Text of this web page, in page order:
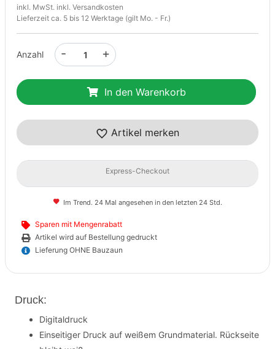
inkl. MwSt. inkl. Versandkosten
Lieferzeit ca. 5 bis 12 Werktage (gilt Mo. - Fr.)
Anzahl +
-
In den Warenkorb
Artikel merken
Express-Checkout
Im Trend. 24 Mal angesehen in den letzten 24 Std.
Sparen mit Mengenrabatt
Artikel wird auf Bestellung gedruckt
Lieferung OHNE Bauzaun
Druck:
Digitaldruck
Einseitiger Druck auf weißem Grundmaterial. Rückseite